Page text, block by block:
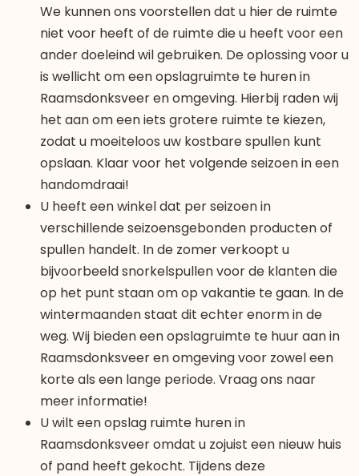
We kunnen ons voorstellen dat u hier de ruimte
niet voor heeft of de ruimte die u heeft voor een
ander doeleind wil gebruiken. De oplossing voor u
is wellicht om een opslagruimte te huren in
Raamsdonksveer en omgeving. Hierbij raden wij
het aan om een iets grotere ruimte te kiezen,
zodat u moeiteloos uw kostbare spullen kunt
opslaan. Klaar voor het volgende seizoen in een
handomdraai!
U heeft een winkel dat per seizoen in
verschillende seizoensgebonden producten of
spullen handelt. In de zomer verkoopt u
bijvoorbeeld snorkelspullen voor de klanten die
op het punt staan om op vakantie te gaan. In de
wintermaanden staat dit echter enorm in de
weg. Wij bieden een opslagruimte te huur aan in
Raamsdonksveer en omgeving voor zowel een
korte als een lange periode. Vraag ons naar
meer informatie!
U wilt een opslag ruimte huren in
Raamsdonksveer omdat u zojuist een nieuw huis
of pand heeft gekocht. Tijdens deze